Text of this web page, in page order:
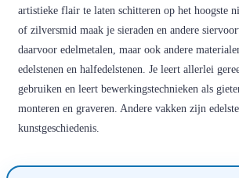
artistieke flair te laten schitteren op het hoogste
of zilversmid maak je sieraden en andere
daarvoor edelmetalen, maar ook andere
edelstenen en halfedelstenen. Je leert allerlei
gebruiken en leert bewerkingstechnieken als
monteren en graveren. Andere vakken zijn
kunstgeschiedenis.